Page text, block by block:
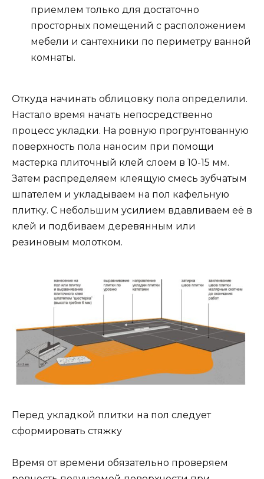
приемлем только для достаточно
просторных помещений с расположением
мебели и сантехники по периметру ванной
комнаты.
Откуда начинать облицовку пола определили.
Настало время начать непосредственно
процесс укладки. На ровную прогрунтованную
поверхность пола наносим при помощи
мастерка плиточный клей слоем в 10-15 мм.
Затем распределяем клеящую смесь зубчатым
шпателем и укладываем на пол кафельную
плитку. С небольшим усилием вдавливаем её в
клей и подбиваем деревянным или
резиновым молотком.
Перед укладкой плитки на пол следует
сформировать стяжку
Время от времени обязательно проверяем